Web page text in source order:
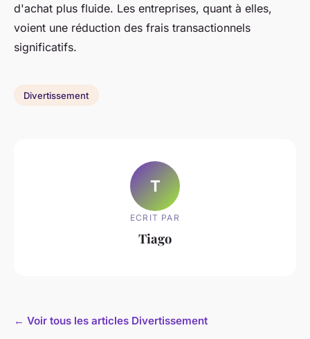
d'achat plus fluide. Les entreprises, quant à elles,
voient une réduction des frais transactionnels
significatifs.
Divertissement
T
ECRIT PAR
Tiago
← Voir tous les articles Divertissement